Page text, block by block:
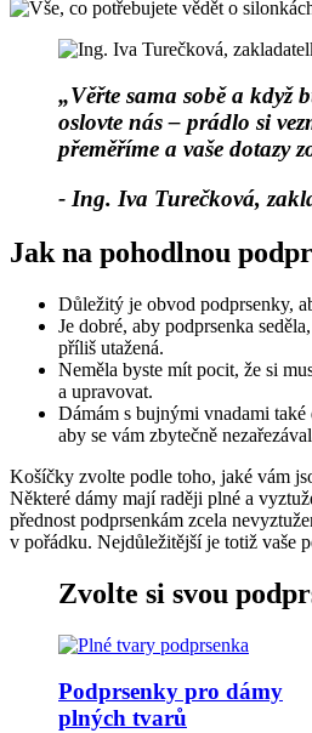
„Věřte sama sobě a když
oslovte nás – prádlo si
přeměříme a vaše dotazy
- Ing. Iva Turečková,
Jak na pohodlnou
Důležitý je obvod podprsenky,
Je dobré, aby podprsenka
příliš utažená.
Neměla byste mít pocit, že si
a upravovat.
Dámám s bujnými vnadami
aby se vám zbytečně
Košíčky zvolte podle toho, jaké vám
Některé dámy mají raději plné a
přednost podprsenkám zcela
v pořádku. Nejdůležitější je totiž vaše
Zvolte si svou
Podprsenky pro dámy
plných tvarů